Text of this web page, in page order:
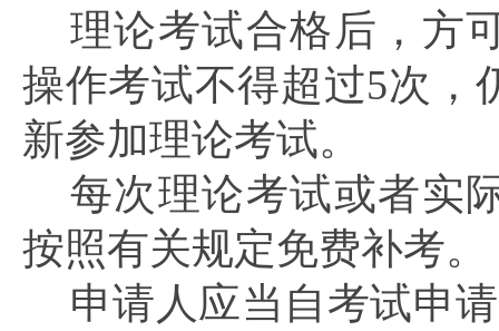
理论考试合格后，方
操作考试不得超过5次，
新参加理论考试。
每次理论考试或者实
按照有关规定免费补考。
申请人应当自考试申